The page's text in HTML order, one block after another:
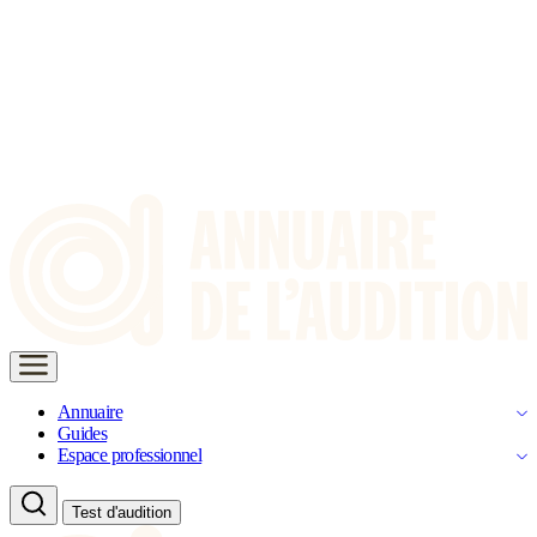
Annuaire
Guides
Espace professionnel
Test d'audition